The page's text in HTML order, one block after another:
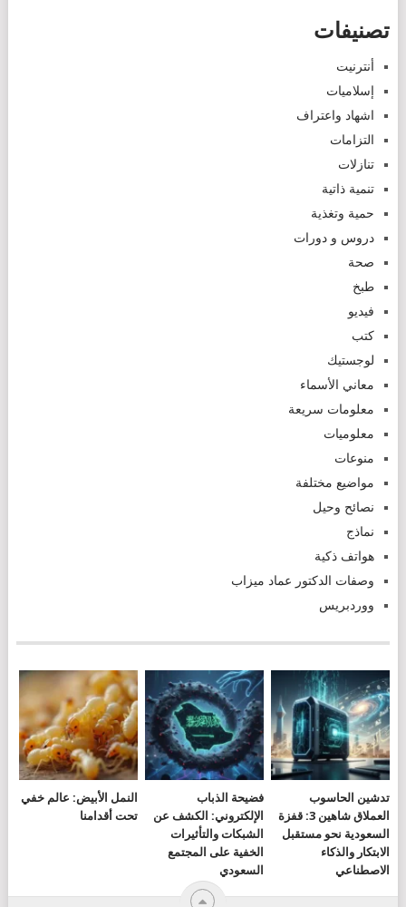
تصنيفات
أنترنيت
إسلاميات
اشهاد واعتراف
التزامات
تنازلات
تنمية ذاتية
حمية وتغذية
دروس و دورات
صحة
طبخ
فيديو
كتب
لوجستيك
معاني الأسماء
معلومات سريعة
معلوميات
منوعات
مواضيع مختلفة
نصائح وحيل
نماذج
هواتف ذكية
وصفات الدكتور عماد ميزاب
ووردبريس
تدشين الحاسوب
العملاق شاهين 3: قفزة
السعودية نحو مستقبل
الابتكار والذكاء
الاصطناعي
فضيحة الذباب
الإلكتروني: الكشف عن
الشبكات والتأثيرات
الخفية على المجتمع
السعودي
النمل الأبيض: عالم خفي
تحت أقدامنا